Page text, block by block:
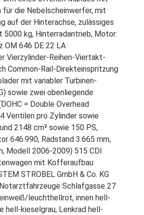
für die Nebelscheinwerfer, mit
auf der Hinterachse, zulässiges
5000 kg, Hinterradantrieb, Motor:
OM 646 DE 22 LA
Vierzylinder-Reihen-Viertakt-
Common-Rail-Direkteinspritzung
mit variabler Turbinen-
sowie zwei obenliegende
= Double Overhead
Ventilen pro Zylinder sowie
2148 cm³ sowie 150 PS,
646.990, Radstand 3.665 mm,
Modell 2006-2009) 515 CDI
mit Kofferaufbau
STROBEL GmbH & Co. KG
Schlafgasse 27
leuchthellrot, innen hell-
hell-kieselgrau, Lenkrad hell-